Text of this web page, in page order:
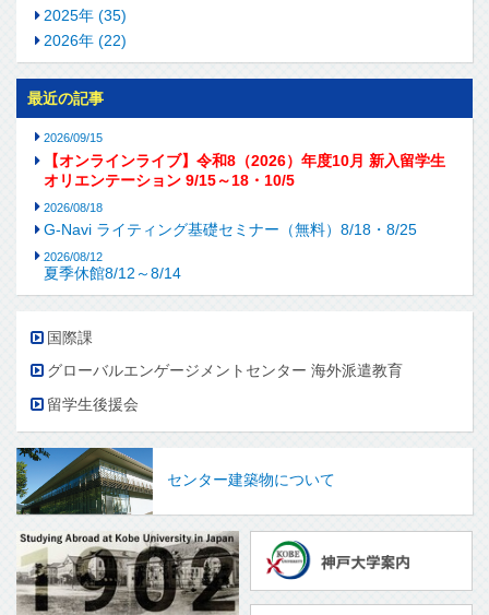
2025年 (35)
2026年 (22)
最近の記事
2026/09/15
【オンラインライブ】令和8（2026）年度10月 新入留学生
オリエンテーション 9/15～18・10/5
2026/08/18
G-Navi ライティング基礎セミナー（無料）8/18・8/25
2026/08/12
夏季休館8/12～8/14
国際課
グローバルエンゲージメントセンター 海外派遣教育
留学生後援会
センター建築物について